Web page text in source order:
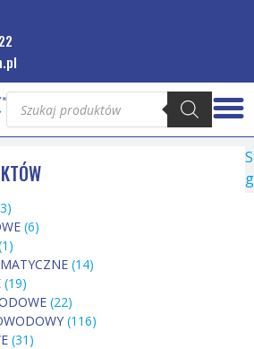
(6)
(14)
(19)
(22)
(116)
(31)